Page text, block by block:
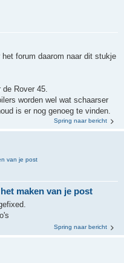
forum daarom naar dit stukje
Rover 45.
worden wel wat schaarser
is er nog genoeg te vinden.
Spring naar bericht
van je post
maken van je post
Spring naar bericht